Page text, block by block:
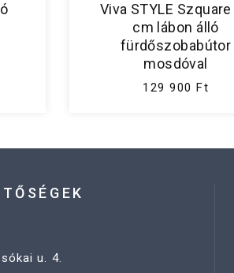
Viva STYLE
cm lábon álló
fürdőszobabútor
mosdóval
129 900 Ft
u. 4.